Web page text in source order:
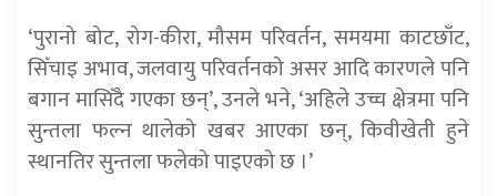
‘पुरानो बोट, रोग-कीरा, मौसम परिवर्तन, समयमा काटछाँट,
सिँचाइ अभाव, जलवायु परिवर्तनको असर आदि कारणले पनि
बगान मासिँदै गएका छन्’, उनले भने, ‘अहिले उच्च क्षेत्रमा पनि
सुन्तला फल्न थालेको खबर आएका छन्, किवीखेती हुने
स्थानतिर सुन्तला फलेको पाइएको छ ।’